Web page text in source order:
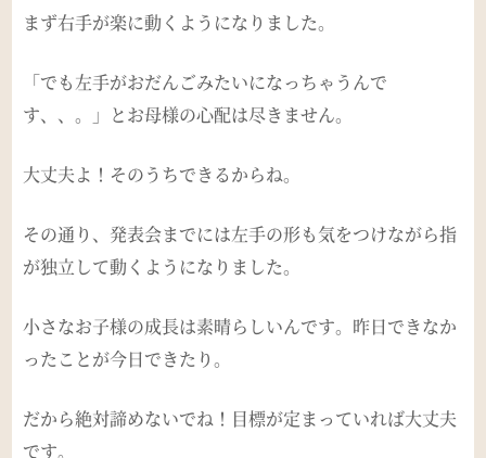
まず右手が楽に動くようになりました。
「でも左手がおだんごみたいになっちゃうんで
す、、。」とお母様の心配は尽きません。
大丈夫よ！そのうちできるからね。
その通り、発表会までには左手の形も気をつけながら指
が独立して動くようになりました。
小さなお子様の成長は素晴らしいんです。昨日できなか
ったことが今日できたり。
だから絶対諦めないでね！目標が定まっていれば大丈夫
です。